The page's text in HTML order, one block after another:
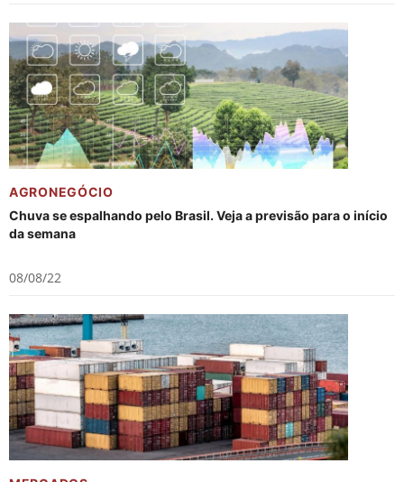
AGRONEGÓCIO
Chuva se espalhando pelo Brasil. Veja a previsão para o início
da semana
08/08/22